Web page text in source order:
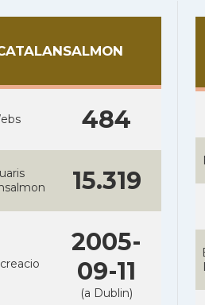
484
15.319
2005-
09-11
(a Dublin)